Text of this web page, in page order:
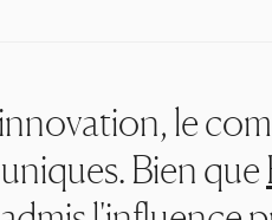
le
Bien que